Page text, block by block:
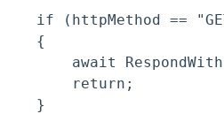
if (httpMethod ==
    {
await
        return;
    }